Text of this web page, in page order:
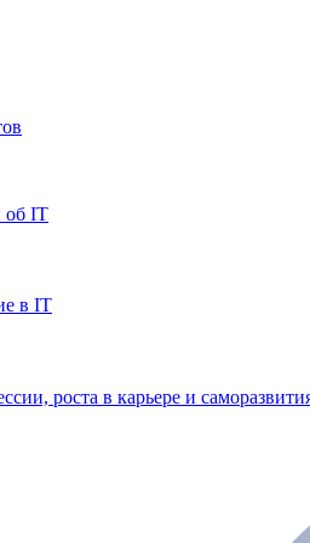
об IT
в IT
роста в карьере и